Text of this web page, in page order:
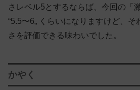
さレベル5とするならば、今回の「
“5.5〜6„ くらいになりますけど、
さを評価できる味わいでした。
かやく